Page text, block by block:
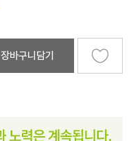
장바구니담기